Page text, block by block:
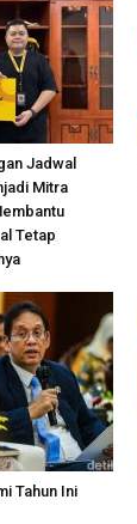
Jadwal
Mitra
Tetap
Tahun Ini